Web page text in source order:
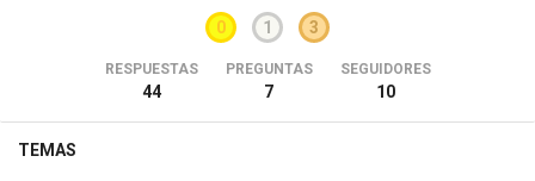
0 1 3
RESPUESTAS
44
PREGUNTAS
7
SEGUIDORES
10
TEMAS